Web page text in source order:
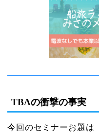
TBAの衝撃の事実
今回のセミナーお題は